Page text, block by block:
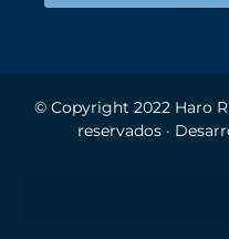
© Copyright 2022 Haro
reservados ·